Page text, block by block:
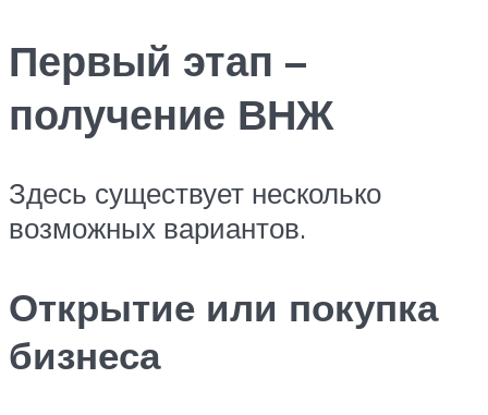
Первый этап –
получение ВНЖ
Здесь существует несколько
возможных вариантов.
Открытие или покупка
бизнеса